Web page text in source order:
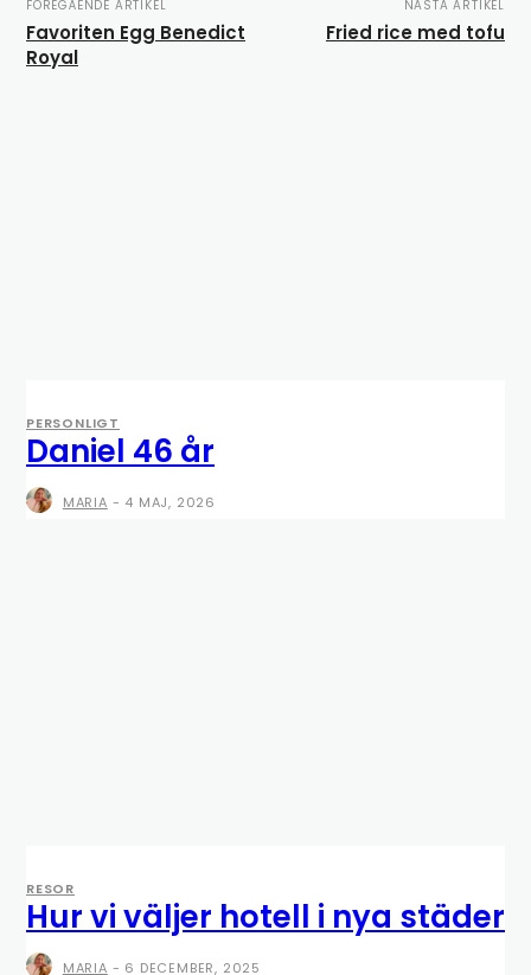
FÖREGÅENDE ARTIKEL
Favoriten Egg Benedict
Royal
NÄSTA ARTIKEL
Fried rice med tofu
PERSONLIGT
Daniel 46 år
MARIA - 4 MAJ, 2026
RESOR
Hur vi väljer hotell i nya städer
MARIA - 6 DECEMBER, 2025